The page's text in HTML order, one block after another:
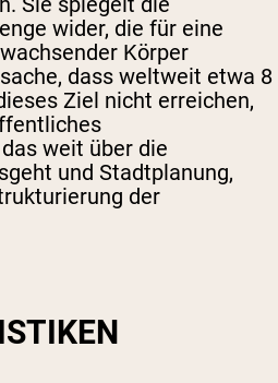
wider, die für eine
Körper
dass weltweit etwa 8
Ziel nicht erreichen,
weit über die
und Stadtplanung,
der